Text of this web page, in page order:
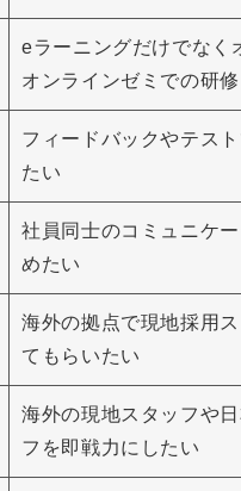
eラーニングだけでなく
オンラインゼミでの研
フィードバックやテス
たい
社員同士のコミュニケ
めたい
海外の拠点で現地採用
てもらいたい
海外の現地スタッフや
フを即戦力にしたい